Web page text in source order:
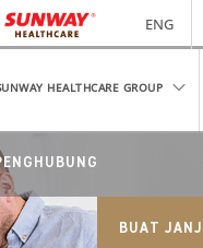
ENG
HEALTHCARE GROUP
BUAT JANJI